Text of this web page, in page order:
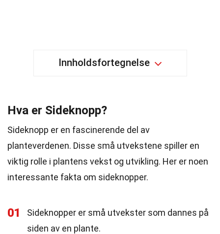
Innholdsfortegnelse
Hva er Sideknopp?
Sideknopp er en fascinerende del av
planteverdenen. Disse små utvekstene spiller en
viktig rolle i plantens vekst og utvikling. Her er noen
interessante fakta om sideknopper.
01
Sideknopper er små utvekster som dannes på
siden av en plante.